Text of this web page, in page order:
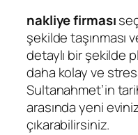
nakliye firması
şekilde taşınması
detaylı bir şekilde
daha kolay ve
Sultanahmet’in
arasında yeni
çıkarabilirsiniz.